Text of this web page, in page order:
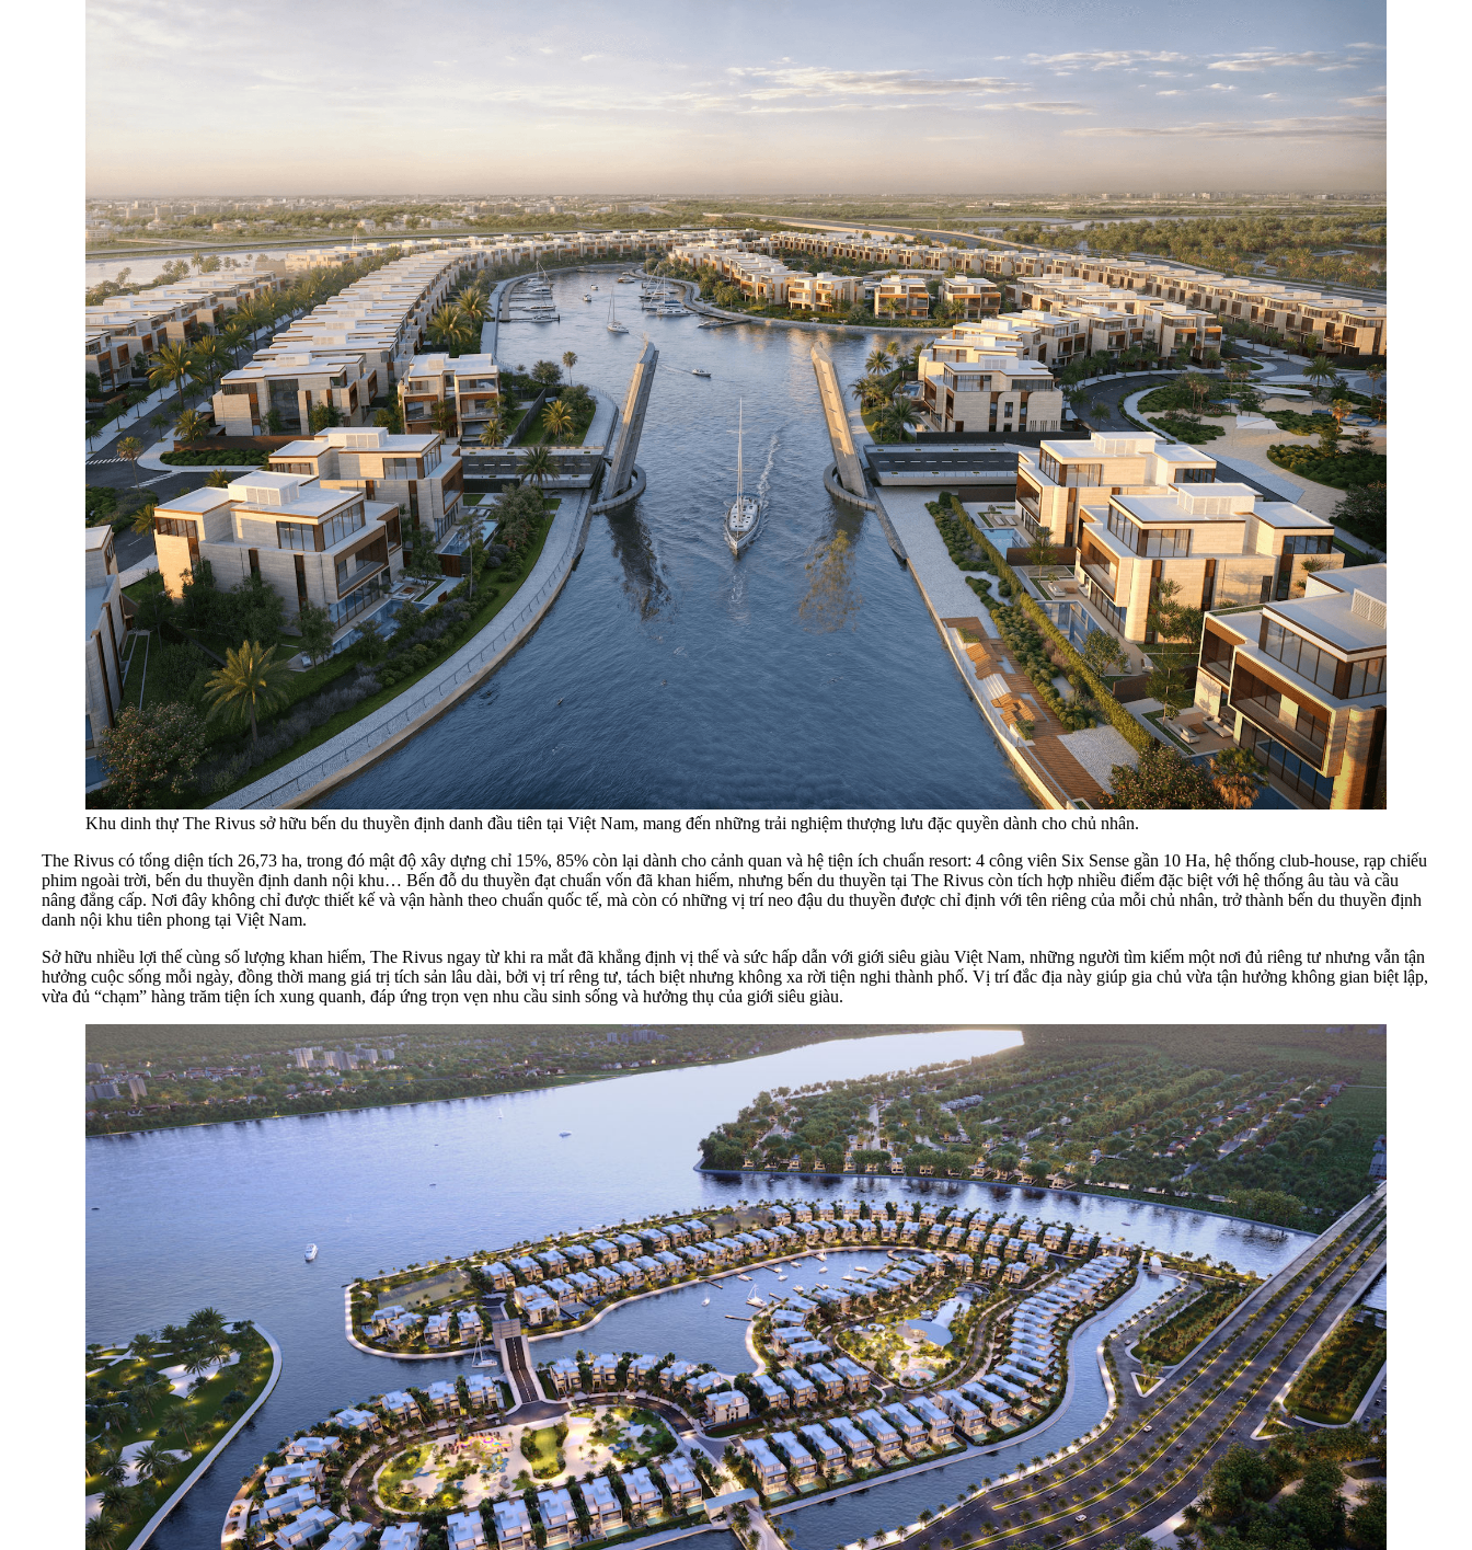
Khu dinh thự The Rivus sở hữu bến du thuyền định danh đầu tiên tại Việt Nam, mang đến những trải nghiệm thượng lưu đặc quyền dành cho chủ nhân.
The Rivus có tổng diện tích 26,73 ha, trong đó mật độ xây dựng chỉ 15%, 85% còn lại dành cho cảnh quan và hệ tiện ích chuẩn resort: 4 công viên Six Sense gần 10 Ha, hệ thống club-house, rạp chiếu
phim ngoài trời, bến du thuyền định danh nội khu… Bến đỗ du thuyền đạt chuẩn vốn đã khan hiếm, nhưng bến du thuyền tại The Rivus còn tích hợp nhiều điểm đặc biệt với hệ thống âu tàu và cầu
nâng đẳng cấp. Nơi đây không chỉ được thiết kế và vận hành theo chuẩn quốc tế, mà còn có những vị trí neo đậu du thuyền được chỉ định với tên riêng của mỗi chủ nhân, trở thành bến du thuyền định
danh nội khu tiên phong tại Việt Nam.
Sở hữu nhiều lợi thế cùng số lượng khan hiếm, The Rivus ngay từ khi ra mắt đã khẳng định vị thế và sức hấp dẫn với giới siêu giàu Việt Nam, những người tìm kiếm một nơi đủ riêng tư nhưng vẫn tận
hưởng cuộc sống mỗi ngày, đồng thời mang giá trị tích sản lâu dài, bởi vị trí rêng tư, tách biệt nhưng không xa rời tiện nghi thành phố. Vị trí đắc địa này giúp gia chủ vừa tận hưởng không gian biệt lập,
vừa đủ “chạm” hàng trăm tiện ích xung quanh, đáp ứng trọn vẹn nhu cầu sinh sống và hưởng thụ của giới siêu giàu.